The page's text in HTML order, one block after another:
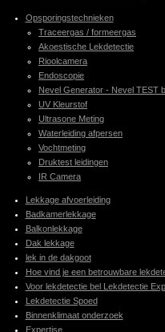
Opsporingstechnieken
Traceergas / formeergas
Akoestische Lekdetectie
Rioolcamera
Endoscopie
Nevel Generator - Nevel TEST
UV Kleurstof
Ultrasone Meting
Waterleiding afpersen
Vochtmeting
Druktest leidingen
IR Camera
Lekkage afvoerleiding
Badkamerlekkage
Balkonlekkage
Dak lekkage
lek in de dakgoot
Hoe vind je een betrouwbare
Voor lekdetectie bel Lekdetectie
Lekdetectie Spoed
Binnenklimaat onderzoek
Expertise